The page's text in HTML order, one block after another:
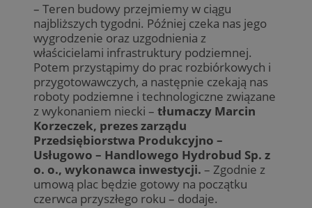
– Teren budowy przejmiemy w ciągu
najbliższych tygodni. Później czeka nas jego
wygrodzenie oraz uzgodnienia z
właścicielami infrastruktury podziemnej.
Potem przystąpimy do prac rozbiórkowych i
przygotowawczych, a następnie czekają nas
roboty podziemne i technologiczne związane
z wykonaniem niecki – tłumaczy Marcin
Korzeczek, prezes zarządu
Przedsiębiorstwa Produkcyjno –
Usługowo – Handlowego Hydrobud Sp. z
o. o., wykonawca inwestycji. – Zgodnie z
umową plac będzie gotowy na początku
czerwca przyszłego roku – dodaje.